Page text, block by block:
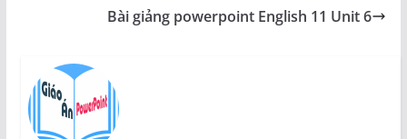
Bài giảng powerpoint English 11 Unit 6